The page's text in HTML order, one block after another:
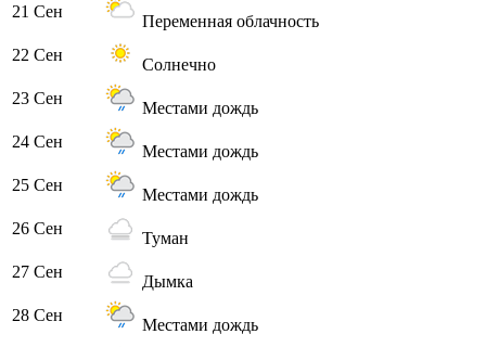
21 Сен
Переменная облачность
22 Сен
Солнечно
23 Сен
Местами дождь
24 Сен
Местами дождь
25 Сен
Местами дождь
26 Сен
Туман
27 Сен
Дымка
28 Сен
Местами дождь